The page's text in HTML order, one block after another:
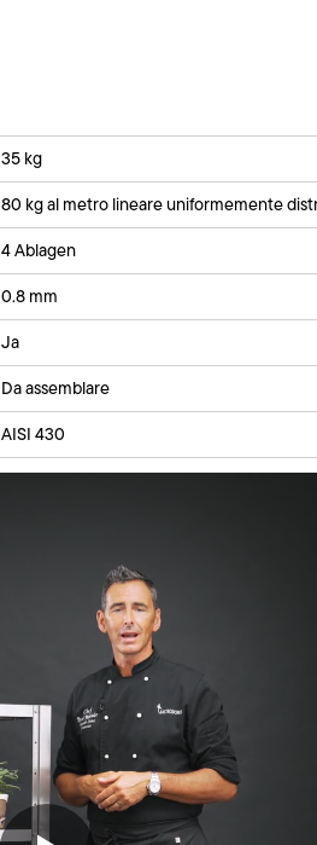
35 kg
80 kg al metro lineare uniformemente
4 Ablagen
0.8 mm
Ja
Da assemblare
AISI 430